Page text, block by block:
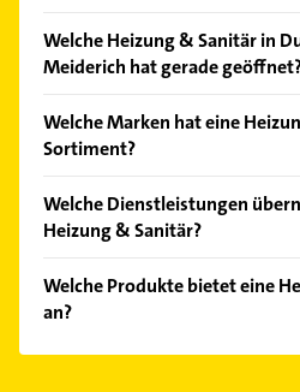
Kundenmeinungen und
Empfehlungen. Die
Welche Heizung & Sanitär in
Meiderich hat gerade
Bitte beachten Sie, dass diese
Feiertagen abweichen können.
Welche Marken hat eine
Sortiment?
Buderus, Duravit, Geberit,
Welche Dienstleistungen
Heizung & Sanitär?
Heizungswartung,
Heizungseinbau und
Welche Produkte bietet eine
an?
Das Angebot umfasst unter